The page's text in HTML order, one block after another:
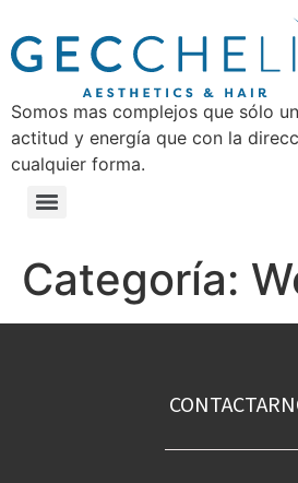
Somos mas complejos que sólo
actitud y energía que con la
cualquier forma.
Categoría: